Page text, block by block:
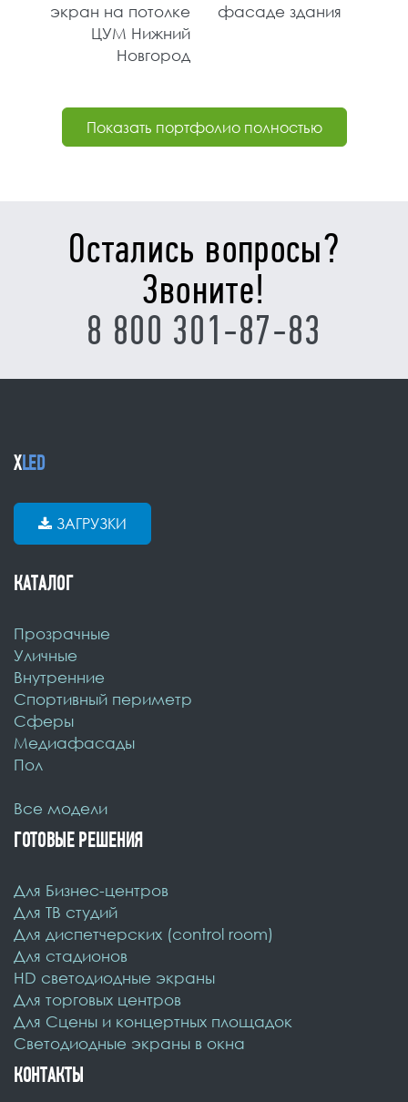
экран на потолке
ЦУМ Нижний
Новгород
фасаде здания
Показать портфолио полностью
Остались вопросы?
Звоните!
8 800 301-87-83
XLED
ЗАГРУЗКИ
КАТАЛОГ
Прозрачные
Уличные
Внутренние
Спортивный периметр
Cферы
Медиафасады
Пол
Все модели
ГОТОВЫЕ РЕШЕНИЯ
Для Бизнес-центров
Для ТВ студий
Для диспетчерских (control room)
Для стадионов
HD светодиодные экраны
Для торговых центров
Для Сцены и концертных площадок
Светодиодные экраны в окна
КОНТАКТЫ